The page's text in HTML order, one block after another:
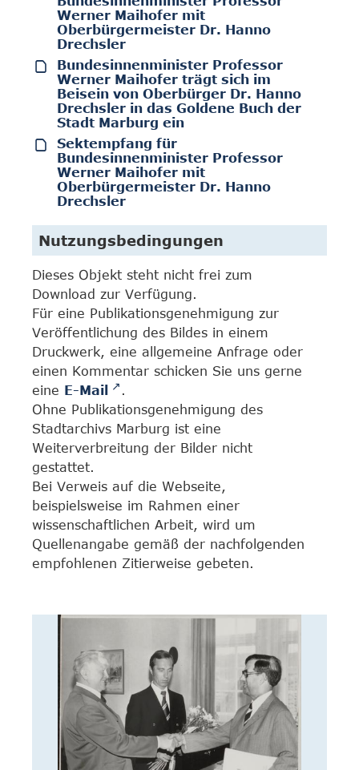
Werner Maihofer mit
Oberbürgermeister Dr. Hanno
Drechsler
Bundesinnenminister Professor
Werner Maihofer trägt sich im
Beisein von Oberbürger Dr. Hanno
Drechsler in das Goldene Buch der
Stadt Marburg ein
Sektempfang für
Bundesinnenminister Professor
Werner Maihofer mit
Oberbürgermeister Dr. Hanno
Drechsler
Nutzungsbedingungen
Dieses Objekt steht nicht frei zum
Download zur Verfügung.
Für eine Publikationsgenehmigung zur
Veröffentlichung des Bildes in einem
Druckwerk, eine allgemeine Anfrage oder
einen Kommentar schicken Sie uns gerne
eine E-Mail
.
Ohne Publikationsgenehmigung des
Stadtarchivs Marburg ist eine
Weiterverbreitung der Bilder nicht
gestattet.
Bei Verweis auf die Webseite,
beispielsweise im Rahmen einer
wissenschaftlichen Arbeit, wird um
Quellenangabe gemäß der nachfolgenden
empfohlenen Zitierweise gebeten.